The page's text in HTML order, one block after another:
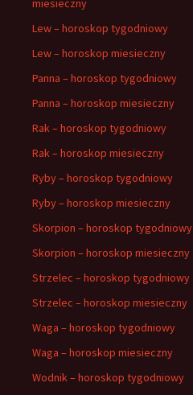
miesieczny
Lew – horoskop tygodniowy
Lew – horoskop miesieczny
Panna – horoskop tygodniowy
Panna – horoskop miesieczny
Rak – horoskop tygodniowy
Rak – horoskop miesieczny
Ryby – horoskop tygodniowy
Ryby – horoskop miesieczny
Skorpion – horoskop tygodniowy
Skorpion – horoskop miesieczny
Strzelec – horoskop tygodniowy
Strzelec – horoskop miesieczny
Waga – horoskop tygodniowy
Waga – horoskop miesieczny
Wodnik – horoskop tygodniowy